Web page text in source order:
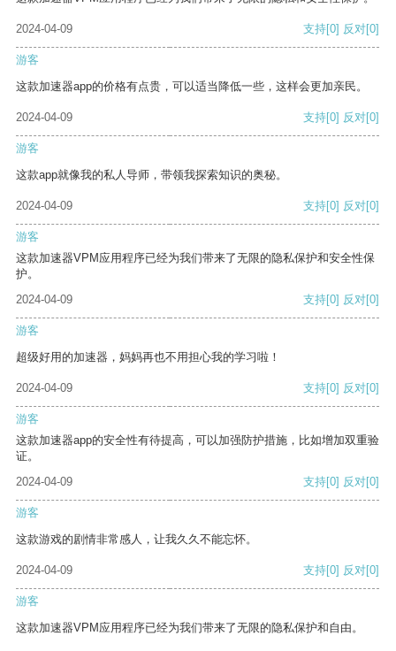
2024-04-09 支持[0] 反对[0]
游客
这款加速器app的价格有点贵，可以适当降低一些，这样会更加亲民。
2024-04-09 支持[0] 反对[0]
游客
这款app就像我的私人导师，带领我探索知识的奥秘。
2024-04-09 支持[0] 反对[0]
游客
这款加速器VPM应用程序已经为我们带来了无限的隐私保护和安全性保
护。
2024-04-09
支持[0] 反对[0]
游客
超级好用的加速器，妈妈再也不用担心我的学习啦！
2024-04-09 支持[0] 反对[0]
游客
这款加速器app的安全性有待提高，可以加强防护措施，比如增加双重验
证。
2024-04-09
支持[0] 反对[0]
游客
这款游戏的剧情非常感人，让我久久不能忘怀。
2024-04-09 支持[0] 反对[0]
游客
这款加速器VPM应用程序已经为我们带来了无限的隐私保护和自由。